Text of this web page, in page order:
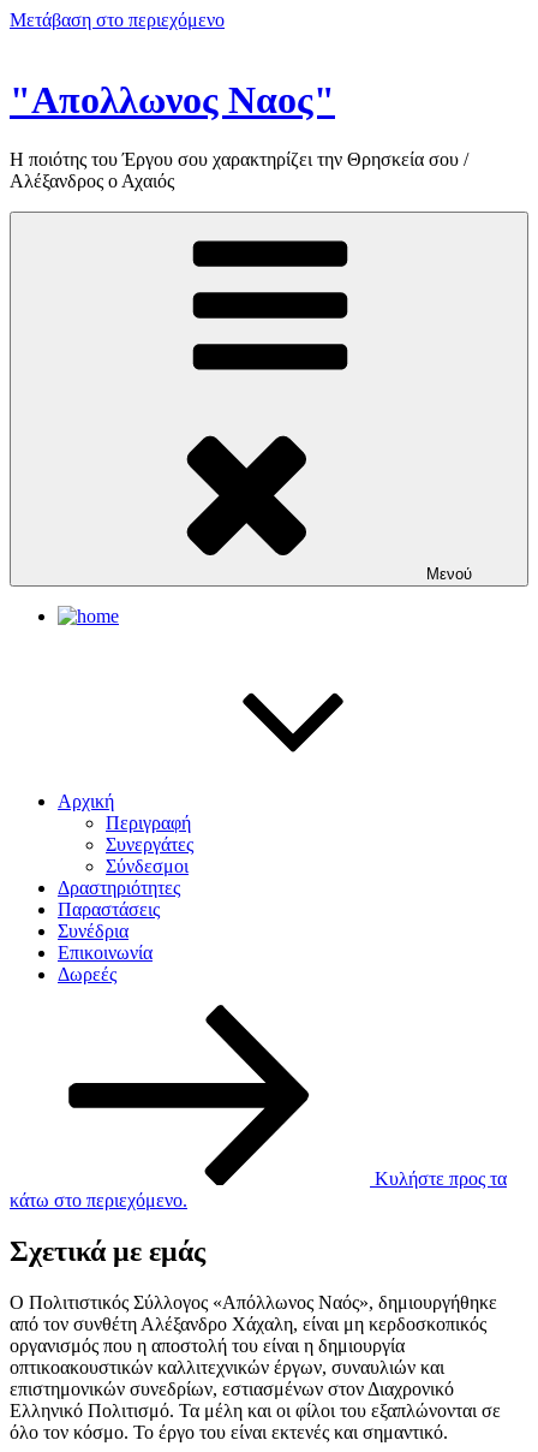
Μετάβαση στο περιεχόμενο
"Απολλωνος Ναος"
Η ποιότης του Έργου σου χαρακτηρίζει την Θρησκεία σου /
Αλέξανδρος ο Αχαιός
Μενού
Αρχική
Περιγραφή
Συνεργάτες
Σύνδεσμοι
Δραστηριότητες
Παραστάσεις
Συνέδρια
Επικοινωνία
Δωρεές
Κυλήστε προς τα
κάτω στο περιεχόμενο.
Σχετικά με εμάς
Ο Πολιτιστικός Σύλλογος «Απόλλωνος Ναός», δημιουργήθηκε
από τον συνθέτη Αλέξανδρο Χάχαλη, είναι μη κερδοσκοπικός
οργανισμός που η αποστολή του είναι η δημιουργία
οπτικοακουστικών καλλιτεχνικών έργων, συναυλιών και
επιστημονικών συνεδρίων, εστιασμένων στον Διαχρονικό
Ελληνικό Πολιτισμό. Τα μέλη και οι φίλοι του εξαπλώνονται σε
όλο τον κόσμο. Το έργο του είναι εκτενές και σημαντικό.